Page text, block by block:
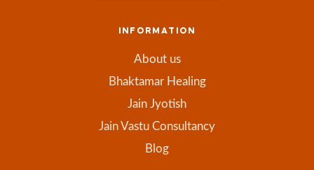
INFORMATION
About us
Bhaktamar Healing
Jain Jyotish
Jain Vastu Consultancy
Blog